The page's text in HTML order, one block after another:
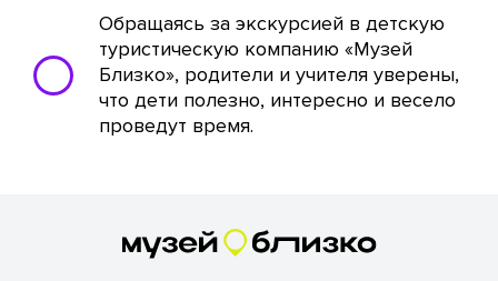
Обращаясь за экскурсией в детскую
туристическую компанию «Музей
Близко», родители и учителя уверены,
что дети полезно, интересно и весело
проведут время.